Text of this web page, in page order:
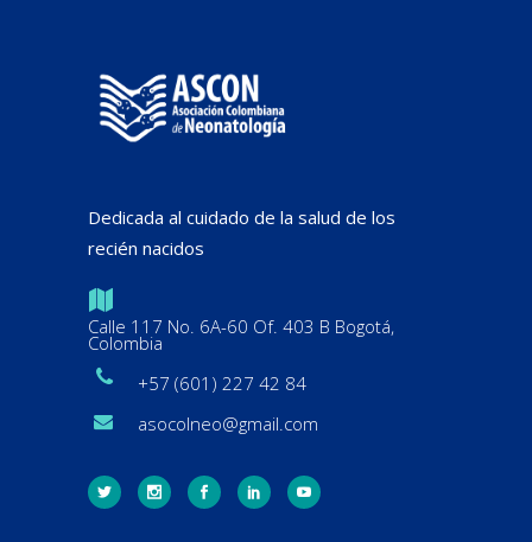
Dedicada al cuidado de la salud de los
recién nacidos
Calle 117 No. 6A-60 Of. 403 B Bogotá,
Colombia
+57 (601) 227 42 84
asocolneo@gmail.com